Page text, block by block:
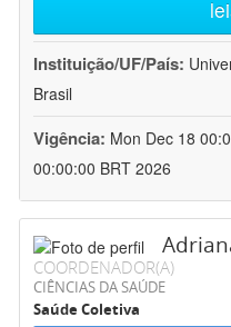
Instituição/UF/País:
Brasil
Vigência: Mon Dec 18
00:00:00 BRT 2026
COORDENADOR(A)
CIÊNCIAS DA SAÚDE
Saúde Coletiva